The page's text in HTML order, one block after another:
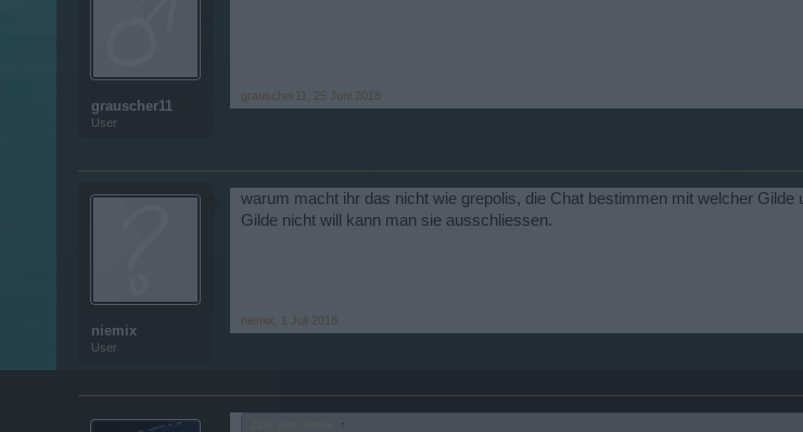
grauscher11
User
grauscher11 25 Juni 2018
niemix
User
warum macht ihr das nicht wie grepolis, die Chat bestimmen mit welcher
Gilde nicht will kann man sie ausschliessen.
niemix 1 Juli 2018
↑